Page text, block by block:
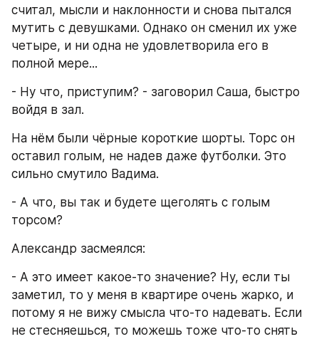
считал, мысли и наклонности и снова пытался
мутить с девушками. Однако он сменил их уже
четыре, и ни одна не удовлетворила его в
полной мере...
- Ну что, приступим? - заговорил Саша, быстро
войдя в зал.
На нём были чёрные короткие шорты. Торс он
оставил голым, не надев даже футболки. Это
сильно смутило Вадима.
- А что, вы так и будете щеголять с голым
торсом?
Александр засмеялся:
- А это имеет какое-то значение? Ну, если ты
заметил, то у меня в квартире очень жарко, и
потому я не вижу смысла что-то надевать. Если
не стесняешься, то можешь тоже что-то снять